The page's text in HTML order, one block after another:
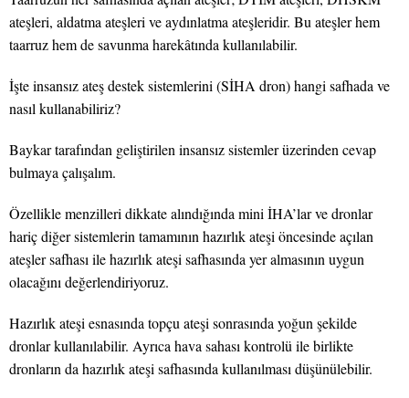
ateşleri, aldatma ateşleri ve aydınlatma ateşleridir. Bu ateşler hem
taarruz hem de savunma harekâtında kullanılabilir.
İşte insansız ateş destek sistemlerini (SİHA dron) hangi safhada ve
nasıl kullanabiliriz?
Baykar tarafından geliştirilen insansız sistemler üzerinden cevap
bulmaya çalışalım.
Özellikle menzilleri dikkate alındığında mini İHA’lar ve dronlar
hariç diğer sistemlerin tamamının hazırlık ateşi öncesinde açılan
ateşler safhası ile hazırlık ateşi safhasında yer almasının uygun
olacağını değerlendiriyoruz.
Hazırlık ateşi esnasında topçu ateşi sonrasında yoğun şekilde
dronlar kullanılabilir. Ayrıca hava sahası kontrolü ile birlikte
dronların da hazırlık ateşi safhasında kullanılması düşünülebilir.